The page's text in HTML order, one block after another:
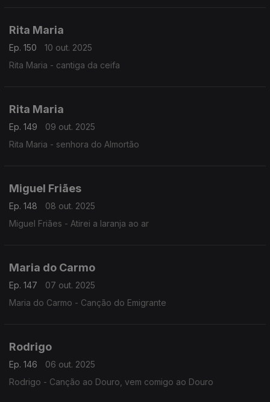
Rita Maria
Ep. 150
10 out. 2025
Rita Maria - cantiga da ceifa
Rita Maria
Ep. 149
09 out. 2025
Rita Maria - senhora do Almortão
Miguel Friães
Ep. 148
08 out. 2025
Miguel Friães - Atirei a laranja ao ar
Maria do Carmo
Ep. 147
07 out. 2025
Maria do Carmo - Canção do Emigrante
Rodrigo
Ep. 146
06 out. 2025
Rodrigo - Canção ao Douro, vem comigo ao Douro